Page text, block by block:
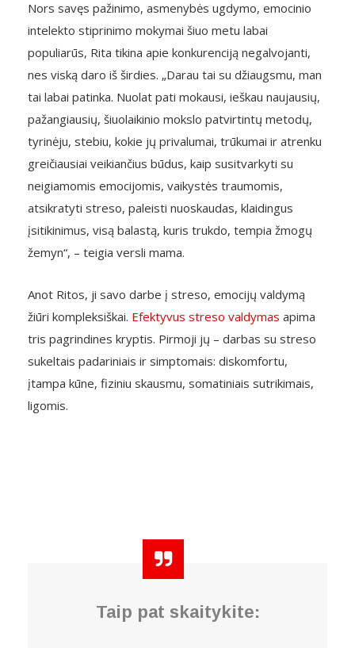
Nors savęs pažinimo, asmenybės ugdymo, emocinio
intelekto stiprinimo mokymai šiuo metu labai
populiarūs, Rita tikina apie konkurenciją negalvojanti,
nes viską daro iš širdies. „Darau tai su džiaugsmu, man
tai labai patinka. Nuolat pati mokausi, ieškau naujausių,
pažangiausių, šiuolaikinio mokslo patvirtintų metodų,
tyrinėju, stebiu, kokie jų privalumai, trūkumai ir atrenku
greičiausiai veikiančius būdus, kaip susitvarkyti su
neigiamomis emocijomis, vaikystės traumomis,
atsikratyti streso, paleisti nuoskaudas, klaidingus
įsitikinimus, visą balastą, kuris trukdo, tempia žmogų
žemyn“, – teigia versli mama.
Anot Ritos, ji savo darbe į streso, emocijų valdymą
žiūri kompleksiškai. Efektyvus streso valdymas apima
tris pagrindines kryptis. Pirmoji jų – darbas su streso
sukeltais padariniais ir simptomais: diskomfortu,
įtampa kūne, fiziniu skausmu, somatiniais sutrikimais,
ligomis.
Taip pat skaitykite: